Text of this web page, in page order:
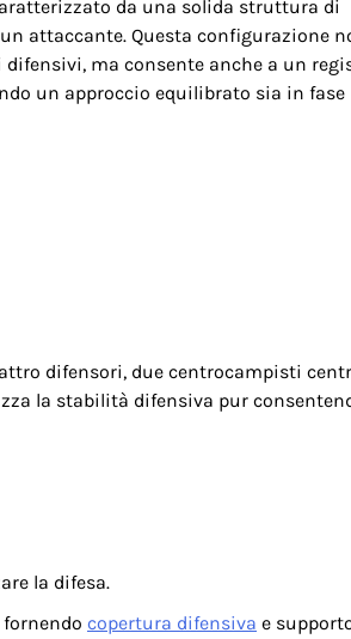
da una solida struttura di
attaccante. Questa configurazione
ma consente anche a un
un approccio equilibrato sia in fase
difensori, due centrocampisti
la stabilità difensiva pur
la difesa.
copertura difensiva e